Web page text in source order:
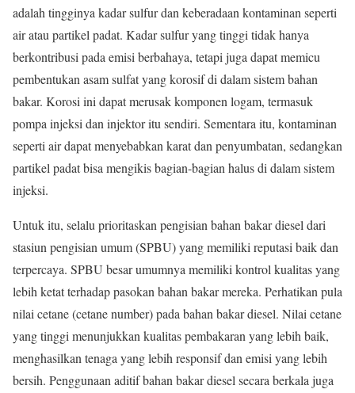
adalah tingginya kadar sulfur dan keberadaan kontaminan seperti
air atau partikel padat. Kadar sulfur yang tinggi tidak hanya
berkontribusi pada emisi berbahaya, tetapi juga dapat memicu
pembentukan asam sulfat yang korosif di dalam sistem bahan
bakar. Korosi ini dapat merusak komponen logam, termasuk
pompa injeksi dan injektor itu sendiri. Sementara itu, kontaminan
seperti air dapat menyebabkan karat dan penyumbatan, sedangkan
partikel padat bisa mengikis bagian-bagian halus di dalam sistem
injeksi.
Untuk itu, selalu prioritaskan pengisian bahan bakar diesel dari
stasiun pengisian umum (SPBU) yang memiliki reputasi baik dan
terpercaya. SPBU besar umumnya memiliki kontrol kualitas yang
lebih ketat terhadap pasokan bahan bakar mereka. Perhatikan pula
nilai cetane (cetane number) pada bahan bakar diesel. Nilai cetane
yang tinggi menunjukkan kualitas pembakaran yang lebih baik,
menghasilkan tenaga yang lebih responsif dan emisi yang lebih
bersih. Penggunaan aditif bahan bakar diesel secara berkala juga